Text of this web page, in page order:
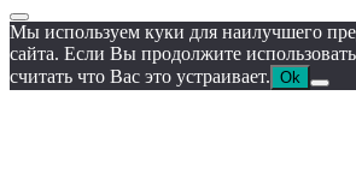
Мы используем куки для наилучшего
сайта. Если Вы продолжите
считать что Вас это устраивает. Ok